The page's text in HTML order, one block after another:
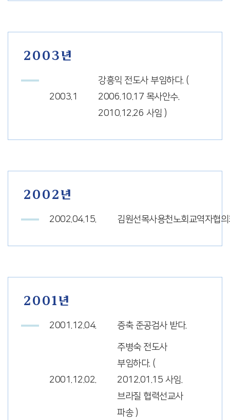
2003년
2003.1
강흥익 전도사 부임하다. (
2006.10.17 목사안수.
2010.12.26 사임 )
2002년
2002.04.15. 김원선목사용천노회교역자협
2001년
2001.12.04. 증축 준공검사 받다.
2001.12.02.
주병숙 전도사
부임하다. (
2012.01.15 사임.
브라질 협력선교사
파송 )